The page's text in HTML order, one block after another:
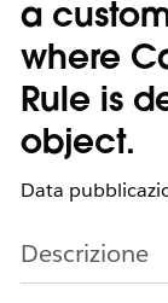
a
where
Rule is
object.
Data
Descrizione